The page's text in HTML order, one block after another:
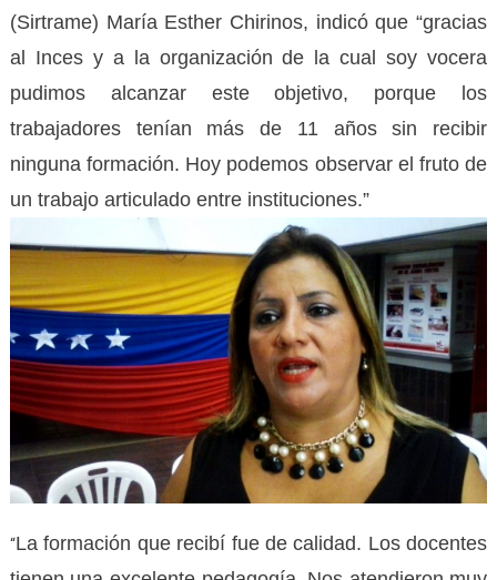
(Sirtrame) María Esther Chirinos, indicó que “gracias
al Inces y a la organización de la cual soy vocera
pudimos alcanzar este objetivo, porque los
trabajadores tenían más de 11 años sin recibir
ninguna formación. Hoy podemos observar el fruto de
un trabajo articulado entre instituciones.”
“La formación que recibí fue de calidad. Los docentes